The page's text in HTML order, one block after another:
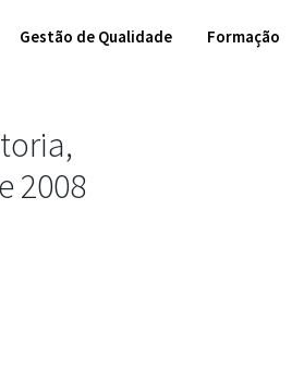
Gestão de Qualidade Formação
2008